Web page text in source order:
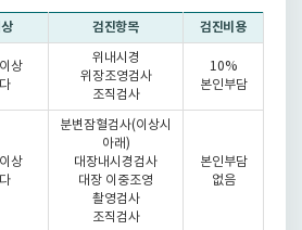
검진항목 검진비용
상
위내시경
위장조영검사
조직검사
10%
본인부담
상
분변잠혈검사(이상시
아래)
대장내시경검사
대장 이중조영
촬영검사
조직검사
본인부담
없음